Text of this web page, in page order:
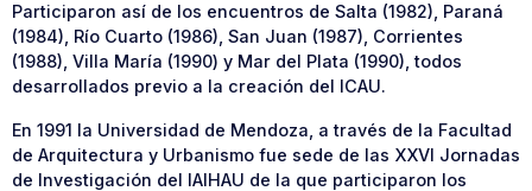
Participaron así de los encuentros de Salta (1982), Paraná
(1984), Río Cuarto (1986), San Juan (1987), Corrientes
(1988), Villa María (1990) y Mar del Plata (1990), todos
desarrollados previo a la creación del ICAU.
En 1991 la Universidad de Mendoza, a través de la Facultad
de Arquitectura y Urbanismo fue sede de las XXVI Jornadas
de Investigación del IAIHAU de la que participaron los